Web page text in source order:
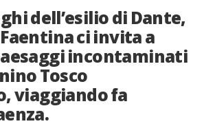
dell’esilio di Dante,
ci invita a
incontaminati
Tosco
viaggiando fa